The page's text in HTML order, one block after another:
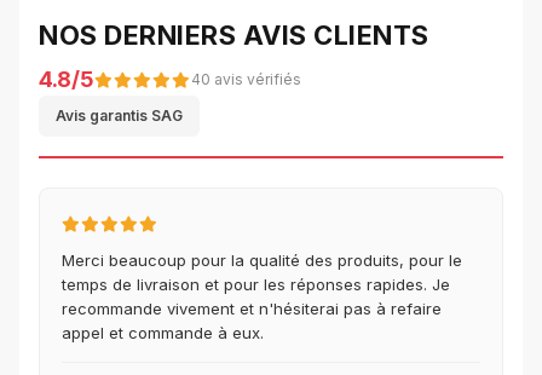
NOS DERNIERS AVIS CLIENTS
4.8/5 40 avis vérifiés
Avis garantis SAG
Merci beaucoup pour la qualité des produits, pour le
temps de livraison et pour les réponses rapides. Je
recommande vivement et n'hésiterai pas à refaire
appel et commande à eux.